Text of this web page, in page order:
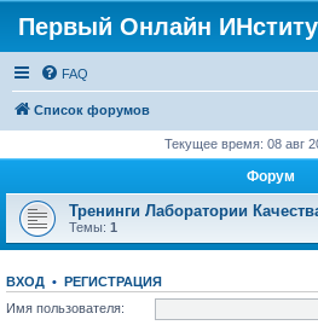
Первый Онлайн
FAQ
Список форумов
Текущее время: 08 авг
Форум
Тренинги Лаборатории
Темы: 1
ВХОД • РЕГИСТРАЦИЯ
Имя пользователя: